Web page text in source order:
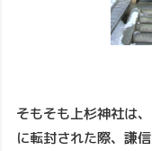
そもそも上杉神社は
に転封された際、謙